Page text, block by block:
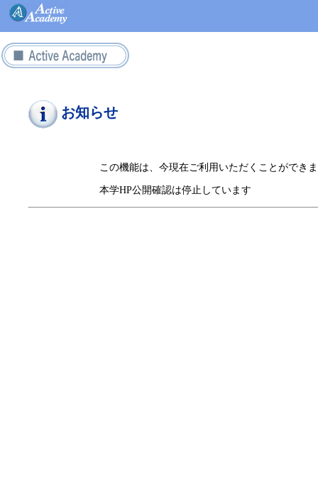
お知らせ
この機能は、今現在ご利用いただくことができ
本学HP公開確認は停止しています